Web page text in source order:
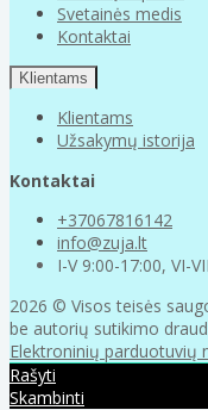
Svetainės medis
Kontaktai
Klientams
Klientams
Užsakymų istorija
Kontaktai
+37067816142
info@zuja.lt
I-V 9:00-17:00, VI-
2026 © Visos teisės
be autorių sutikimo
Elektroninių parduotuvių
Rašyti
Skambinti